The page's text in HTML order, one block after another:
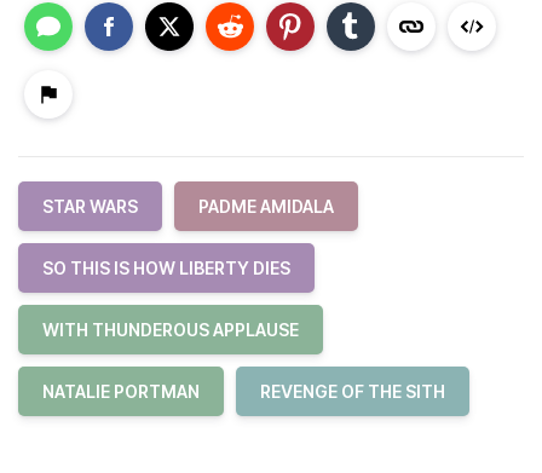
STAR WARS PADME AMIDALA
SO THIS IS HOW LIBERTY DIES
WITH THUNDEROUS APPLAUSE
NATALIE PORTMAN REVENGE OF THE SITH